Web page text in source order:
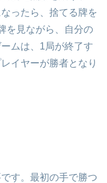
ったら、捨てる牌を
を見ながら、自分の
ムは、1局が終了す
イヤーが勝者となり
す。最初の手で勝つ